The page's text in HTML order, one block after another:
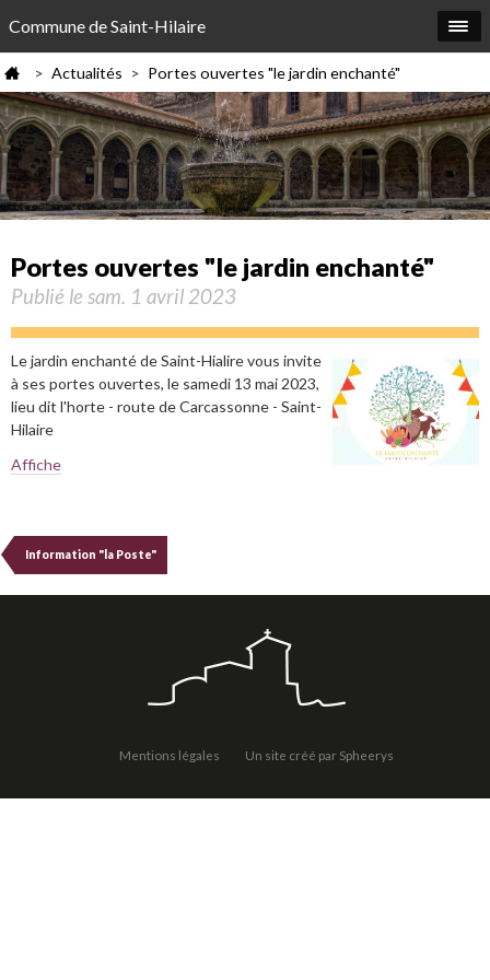
Commune de Saint-Hilaire
> Actualités > Portes ouvertes "le jardin enchanté"
Portes ouvertes "le jardin enchanté"
Publié le sam. 1 avril 2023
Le jardin enchanté de Saint-Hialire vous invite
à ses portes ouvertes, le samedi 13 mai 2023,
lieu dit l'horte - route de Carcassonne - Saint-
Hilaire
Affiche
Information "la Poste"
Mentions légales Un site créé par Spheerys